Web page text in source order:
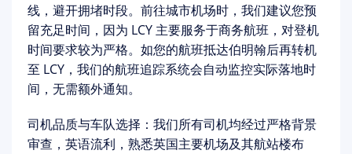
线，避开拥堵时段。前往城市机场时，我们建议您预
留充足时间，因为 LCY 主要服务于商务航班，对登机
时间要求较为严格。如您的航班抵达伯明翰后再转机
至 LCY， 我们的航班追踪系统会自动监控实际落地时
间，无需额外通知。
司机品质与车队选择： 我们所有司机均经过严格背景
审查，英语流利，熟悉英国主要机场及其航站楼布